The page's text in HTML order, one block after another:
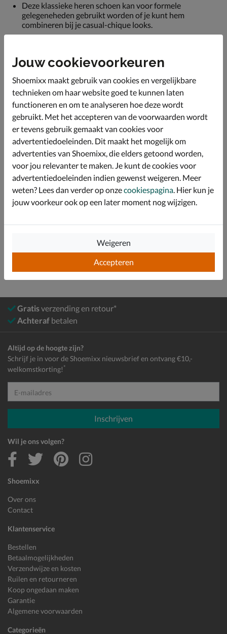
Deze klassieke heren schoen kan voor formele
gelegeneheden gebruikt worden of je kunt hem
combineren bij je casual-chique looks.
Gevoerd met grof viltachtig-textiel. Dit houdt je voeten
heerlijk warm tijdens de koudere dagen.
Voorzien van een schokabsorberend voetbed met leren
bekleding. Hierdoor geniet je de hele dag van een
comfortabele demping tijdens het lopen.
Afgewerkt met een rubberen loopzool met licht profiel
voor betere grip.
Specificaties
Over Bugatti
Boots
Gratisverzending en retour*
Achteraf betalen
Shoemixx
Over ons
Contact
Klantenservice
Bestellen
Betaalmogelijkheden
Verzendwijze en kosten
Ruilen en retourneren
Koop ongedaan maken
Garantie
Algemene voorwaarden
Categorieën
Altijd op de hoogte zijn?
Schrijf je in voor de Shoemixx nieuwsbrief en ontvang €10,-
welkomstkorting! *
E-mailadres
Inschrijven
Wil je ons volgen?
Jouw cookievoorkeuren
Shoemixx maakt gebruik van cookies en vergelijkbare
technieken om haar website goed te kunnen laten
functioneren en om te analyseren hoe deze wordt
gebruikt. Met het accepteren van de voorwaarden wordt
er tevens gebruik gemaakt van cookies voor
advertentiedoeleinden. Dit maakt het mogelijk om
advertenties van Shoemixx, die elders getoond worden,
voor jou relevanter te maken. Je kunt de cookies voor
advertentiedoeleinden indien gewenst weigeren. Meer
weten? Lees dan verder op onzecookiespagina . Hier kun je
jouw voorkeur ook op een later moment nog wijzigen.
Accepteren
Weigeren